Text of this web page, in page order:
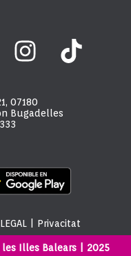
07180
Bugadelles
Privacitat
Illes Balears | 2025